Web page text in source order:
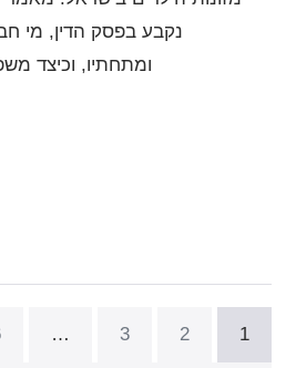
ומתחתיו, וכיצד
1
2
3
…